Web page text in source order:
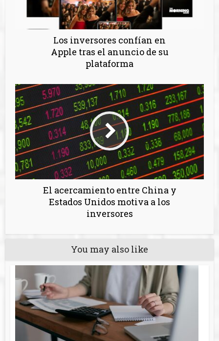
Los inversores confían en
Apple tras el anuncio de su
plataforma
El acercamiento entre China y
Estados Unidos motiva a los
inversores
You may also like